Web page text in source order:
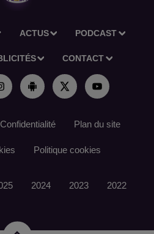
ACTUS PODCAST
CONTACT
Confidentialité Plan du site
Politique cookies
2024 2023 2022